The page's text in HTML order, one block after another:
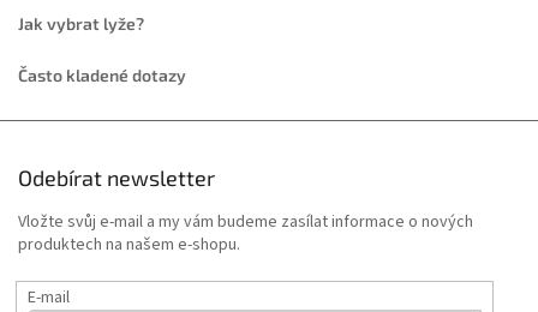
Jak vybrat lyže?
Často kladené dotazy
Odebírat newsletter
Vložte svůj e-mail a my vám budeme zasílat informace o nových
produktech na našem e-shopu.
E-mail